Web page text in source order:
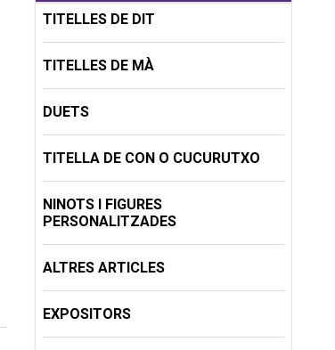
TITELLES DE DIT
TITELLES DE MÀ
DUETS
TITELLA DE CON O CUCURUTXO
NINOTS I FIGURES
PERSONALITZADES
ALTRES ARTICLES
EXPOSITORS